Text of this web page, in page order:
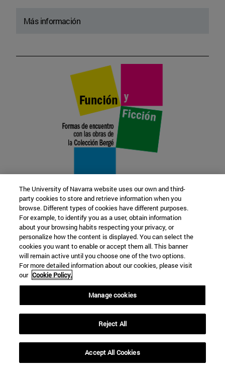
Más información
22 SEP
FUNCIÓN Y FICCIÓN. Varios artistas
Más información
The University of Navarra website uses our own and third-
party cookies to store and retrieve information when you
browse. Different types of cookies have different purposes.
For example, to identify you as a user, obtain information
about your browsing habits respecting your privacy, or
personalize how the content is displayed. You can select the
cookies you want to enable or accept them all. This banner
will remain active until you choose one of the two options.
For more detailed information about our cookies, please visit
our Cookie Policy.
Manage cookies
Reject All
Accept All Cookies